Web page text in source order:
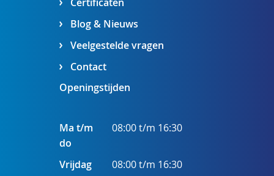
Certificaten
Blog & Nieuws
Veelgestelde vragen
Contact
Openingstijden
Ma t/m
do
08:00 t/m 16:30
Vrijdag
08:00 t/m 16:30